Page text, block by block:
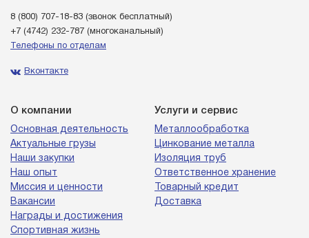
8 (800) 707-18-83 (звонок бесплатный)
+7 (4742) 232-787 (многоканальный)
Телефоны по отделам
Вконтакте
О компании
Основная деятельность
Актуальные грузы
Наши закупки
Наш опыт
Миссия и ценности
Вакансии
Награды и достижения
Спортивная жизнь
Услуги и сервис
Металлообработка
Цинкование металла
Изоляция труб
Ответственное хранение
Товарный кредит
Доставка